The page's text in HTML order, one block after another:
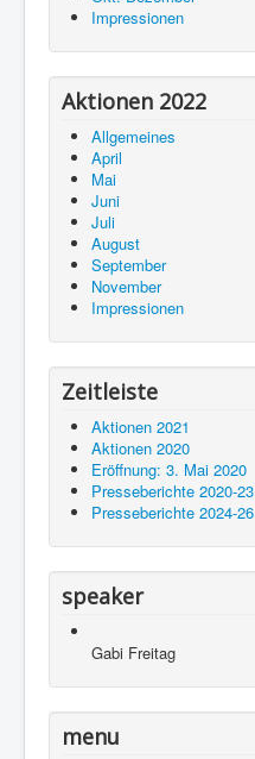
Impressionen
Aktionen 2022
Allgemeines
April
Mai
Juni
Juli
August
September
November
Impressionen
Zeitleiste
Aktionen 2021
Aktionen 2020
Eröffnung: 3. Mai 2020
Presseberichte 2020-23
Presseberichte 2024-26
speaker
Gabi Freitag
menu